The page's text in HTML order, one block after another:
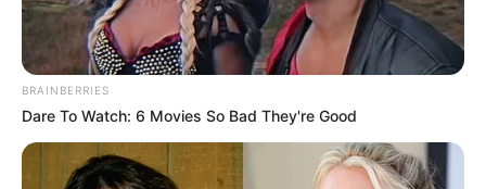
BRAINBERRIES
Dare To Watch: 6 Movies So Bad They're Good